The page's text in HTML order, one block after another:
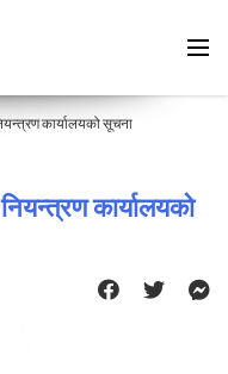
कार्यालयको सूचना
नियन्त्रण कार्यालयको